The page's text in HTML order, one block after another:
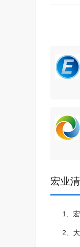
宏业
1、宏
2、大